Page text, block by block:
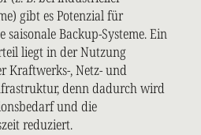
gibt es Potenzial für
saisonale Backup-Systeme. Ein
liegt in der Nutzung
Kraftwerks-, Netz- und
denn dadurch wird
und die
reduziert.